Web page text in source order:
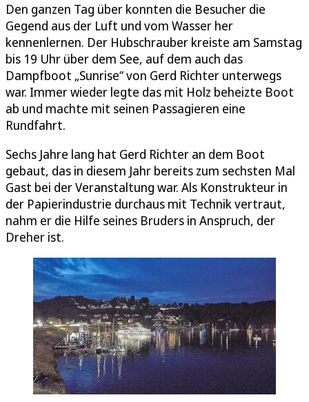
Den ganzen Tag über konnten die Besucher die
Gegend aus der Luft und vom Wasser her
kennenlernen. Der Hubschrauber kreiste am Samstag
bis 19 Uhr über dem See, auf dem auch das
Dampfboot „Sunrise“ von Gerd Richter unterwegs
war. Immer wieder legte das mit Holz beheizte Boot
ab und machte mit seinen Passagieren eine
Rundfahrt.
Sechs Jahre lang hat Gerd Richter an dem Boot
gebaut, das in diesem Jahr bereits zum sechsten Mal
Gast bei der Veranstaltung war. Als Konstrukteur in
der Papierindustrie durchaus mit Technik vertraut,
nahm er die Hilfe seines Bruders in Anspruch, der
Dreher ist.